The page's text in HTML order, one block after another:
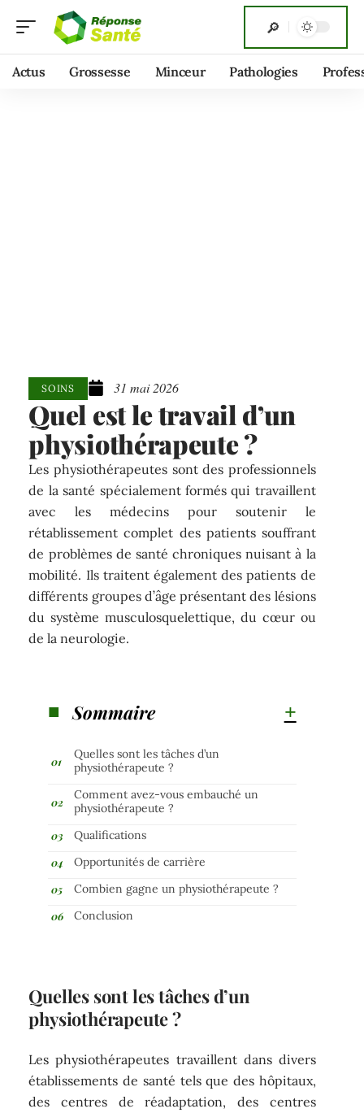
Actus Grossesse Minceur Pathologies
SOINS 31 mai 2026
Quel est le travail d’un
physiothérapeute ?
Les physiothérapeutes sont des professionnels
de la santé spécialement formés qui travaillent
avec les médecins pour soutenir le
rétablissement complet des patients souffrant
de problèmes de santé chroniques nuisant à la
mobilité. Ils traitent également des patients de
différents groupes d’âge présentant des lésions
du système musculosquelettique, du cœur ou
de la neurologie.
Sommaire
Quelles sont les tâches d’un
physiothérapeute ?
Comment avez-vous embauché un
physiothérapeute ?
Qualifications
Opportunités de carrière
Combien gagne un physiothérapeute ?
Conclusion
Quelles sont les tâches d’un
physiothérapeute ?
Les physiothérapeutes travaillent dans divers
établissements de santé tels que des hôpitaux,
des centres de réadaptation, des centres